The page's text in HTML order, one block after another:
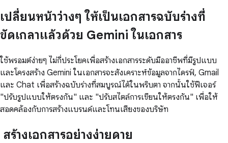
เปลี่ยนหน้าว่างๆ ให้เป็นเอกสารฉบับร่างที่
ขัดเกลาแล้วด้วย Gemini ในเอกสาร
ใช้พรอมต์ง่ายๆ ไม่กี่ประโยคเพื่อสร้างเอกสารระดับมืออาชีพที่มีรูปแบบ
และโครงสร้าง Gemini ในเอกสารจะสังเคราะห์ข้อมูลจากไดรฟ์, Gmail
และ Chat เพื่อสร้างฉบับร่างที่สมบูรณ์ได้ในพริบตา จากนั้นใช้ฟีเจอร์
"ปรับรูปแบบให้ตรงกัน" และ "ปรับสไตล์การเขียนให้ตรงกัน" เพื่อให้
สอดคล้องกับการสร้างแบรนด์และโทนเสียงของบริษัท
สร้างเอกสารอย่างง่ายดาย